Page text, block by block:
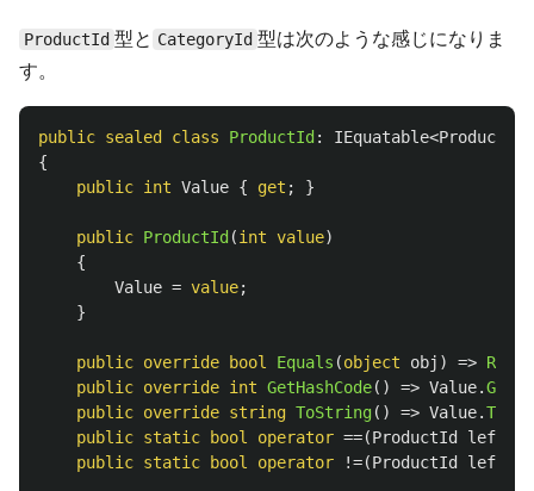
ProductId 型と CategoryId 型は次のような感じになりま
す。
public sealed class ProductId : IEquatable<ProductId
{
public int Value { get ; }
public ProductId (int value)
{
Value = value;
}
public override bool Equals (object obj ) =>
public override int GetHashCode() => Value.
public override string ToString() => Value.
public static bool operator ==(ProductId left
public static bool operator !=(ProductId left